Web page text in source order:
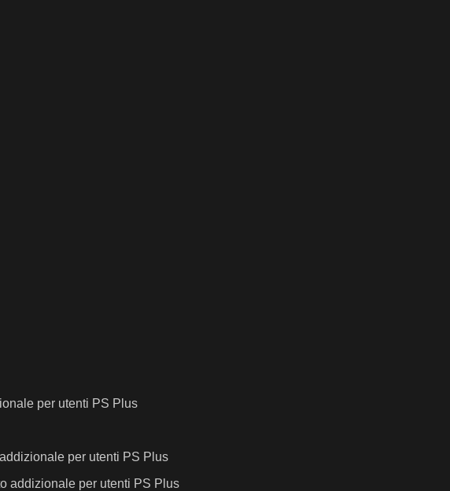
per utenti PS Plus
per utenti PS Plus
addizionale per utenti PS Plus